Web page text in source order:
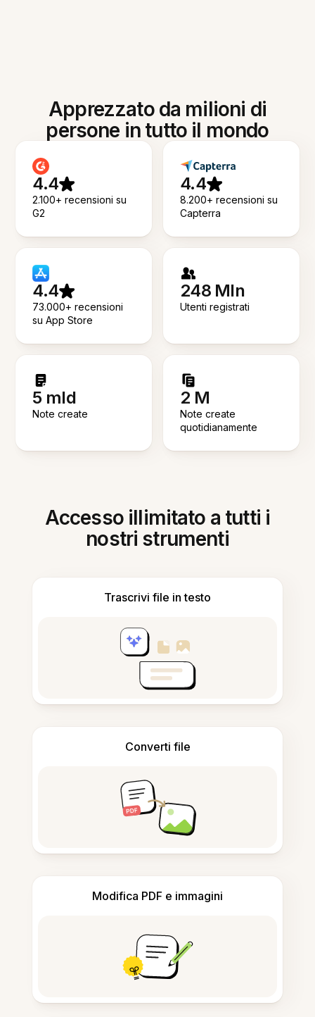
Apprezzato da milioni di
persone in tutto il mondo
4.4
2.100+ recensioni su
G2
4.4
8.200+ recensioni su
Capterra
4.4
73.000+ recensioni
su App Store
248 Mln
Utenti registrati
5 mld
Note create
2 M
Note create
quotidianamente
Accesso illimitato a tutti i
nostri strumenti
Trascrivi file in testo
Converti file
Modifica PDF e immagini